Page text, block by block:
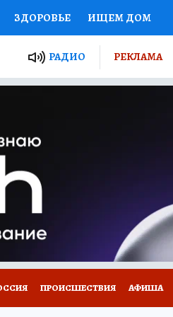
ЗДОРОВЬЕ ИЩЕМ ДОМ
ПРОЕКТЫ РОССИИ
ПУТЕВОДИТЕЛЬ
ПОТРЕБИТЕЛЯ
РАДИО РЕКЛАМА
ПРОИСШЕСТВИЯ АФИША